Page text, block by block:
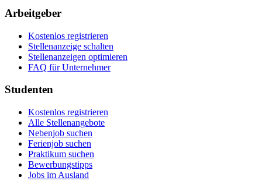
Arbeitgeber
Kostenlos registrieren
Stellenanzeige schalten
Stellenanzeigen optimieren
FAQ für Unternehmer
Studenten
Kostenlos registrieren
Alle Stellenangebote
Nebenjob suchen
Ferienjob suchen
Praktikum suchen
Bewerbungstipps
Jobs im Ausland